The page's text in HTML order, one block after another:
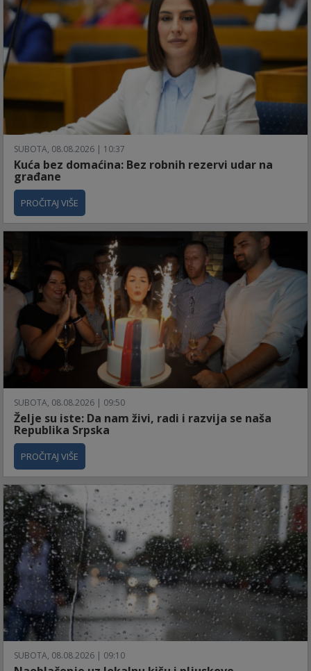
SUBOTA, 08.08.2026 | 10:37
Kuća bez domaćina: Bez robnih rezervi udar na
građane
PROČITAJ VIŠE
SUBOTA, 08.08.2026 | 09:50
Želje su iste: Da nam živi, radi i razvija se naša
Republika Srpska
PROČITAJ VIŠE
SUBOTA, 08.08.2026 | 09:10